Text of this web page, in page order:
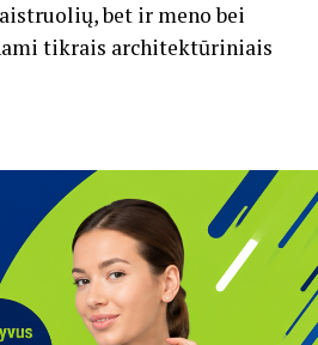
bet ir meno bei
tikrais architektūriniais